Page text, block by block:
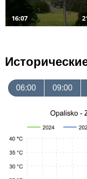
16:07
06:00 09:00